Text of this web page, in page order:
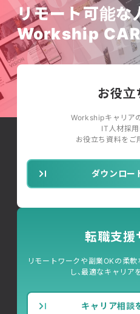
リモート可能な
Workship
お役立
Workshipキャリア
IT人材採
お役立ち資料をご
ダウンロー
転職支援
リモートワークや副業OKの柔
し、最適なキャリア
キャリア相談